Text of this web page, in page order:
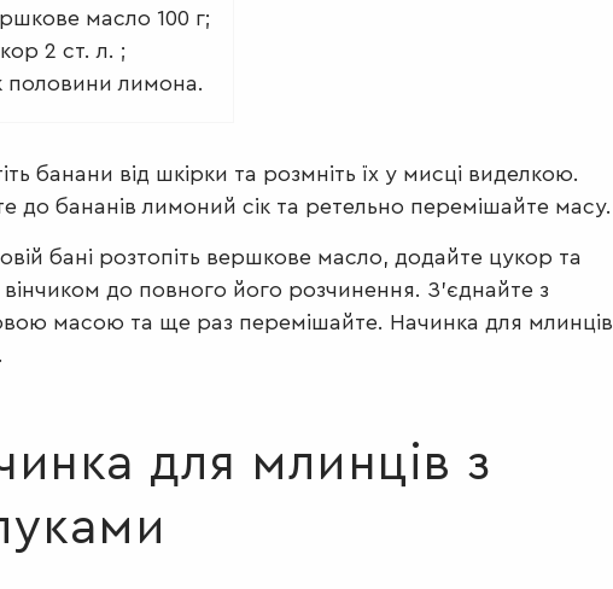
масло 100 г;
2 ст. л. ;
половини лимона.
банани від шкірки та розмніть їх у мисці виделкою.
до бананів лимоний сік та ретельно перемішайте масу.
бані розтопіть вершкове масло, додайте цукор та
вінчиком до повного його розчинення. З’єднайте з
масою та ще раз перемішайте. Начинка для млинців
для млинців з